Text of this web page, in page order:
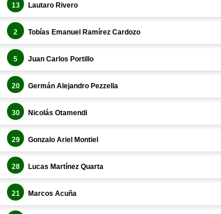
13 Lautaro Rivero
2 Tobías Emanuel Ramírez Cardozo
5 Juan Carlos Portillo
20 Germán Alejandro Pezzella
30 Nicolás Otamendi
29 Gonzalo Ariel Montiel
28 Lucas Martínez Quarta
21 Marcos Acuña